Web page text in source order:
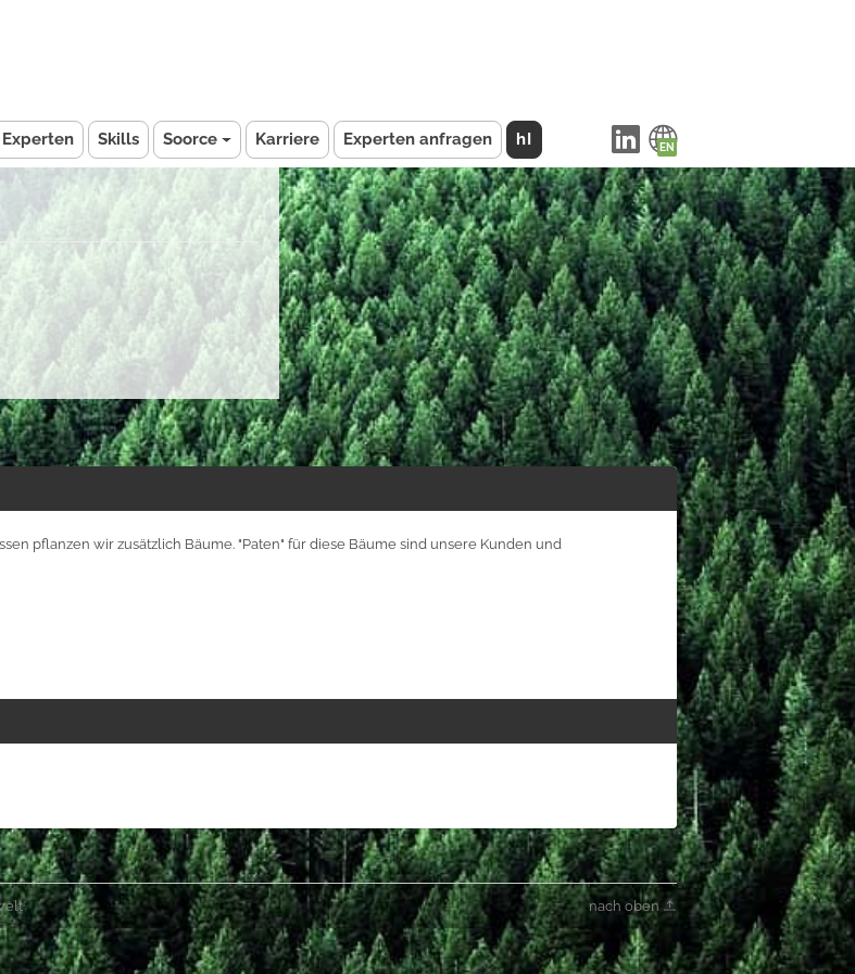
Experten Skills Soorce Karriere Experten anfragen hI
pflanzen wir zusätzlich Bäume. "Paten" für diese Bäume sind unsere Kunden und
nach oben